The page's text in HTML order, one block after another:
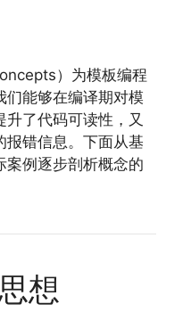
）为模板编程
们能够在编译期对模
了代码可读性，又
报错信息。下面从基
案例逐步剖析概念的
想